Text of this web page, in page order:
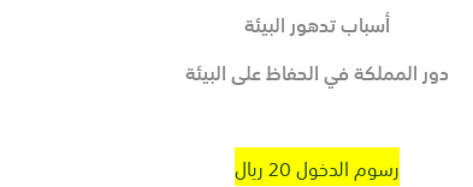
أسباب تدهور البيئة
دور المملكة في الحفاظ على البيئة
رسوم الدخول 20 ريال